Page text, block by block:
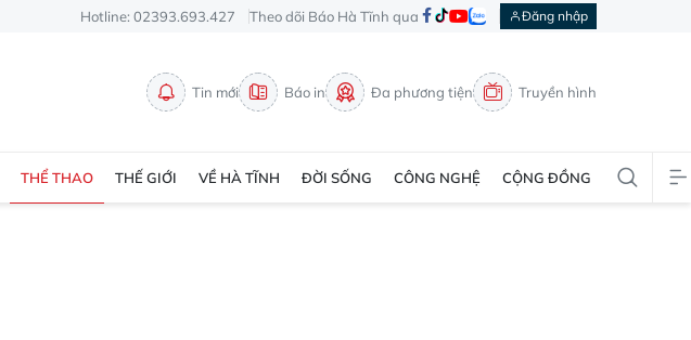
Hotline: 02393.693.427 Theo dõi Báo Hà Tĩnh qua Đăng nhập
Tin mới Báo in Đa phương tiện Truyền hình
THỂ THAO THẾ GIỚI VỀ HÀ TĨNH ĐỜI SỐNG CÔNG NGHỆ CỘNG ĐỒNG